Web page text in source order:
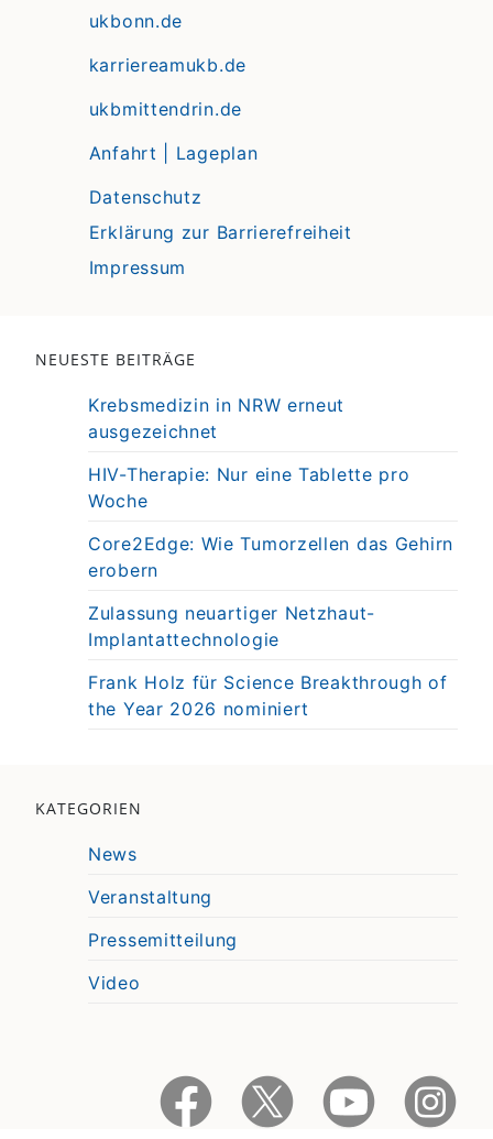
ukbonn.de
karriereamukb.de
ukbmittendrin.de
Anfahrt | Lageplan
Datenschutz
Erklärung zur Barrierefreiheit
Impressum
NEUESTE BEITRÄGE
Krebsmedizin in NRW erneut
ausgezeichnet
HIV-Therapie: Nur eine Tablette pro
Woche
Core2Edge: Wie Tumorzellen das Gehirn
erobern
Zulassung neuartiger Netzhaut-
Implantattechnologie
Frank Holz für Science Breakthrough of
the Year 2026 nominiert
KATEGORIEN
News
Veranstaltung
Pressemitteilung
Video